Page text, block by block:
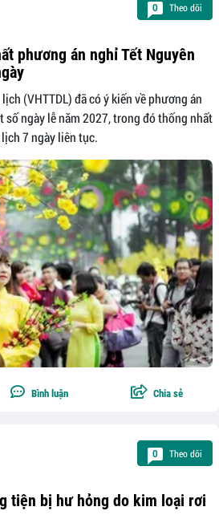
0 Theo dõi
phương án nghỉ Tết Nguyên
(VHTTDL) đã có ý kiến về phương án
số ngày lễ năm 2027, trong đó thống nhất
7 ngày liên tục.
Bình luận Chia sẻ
0 Theo dõi
tiện bị hư hỏng do kim loại rơi